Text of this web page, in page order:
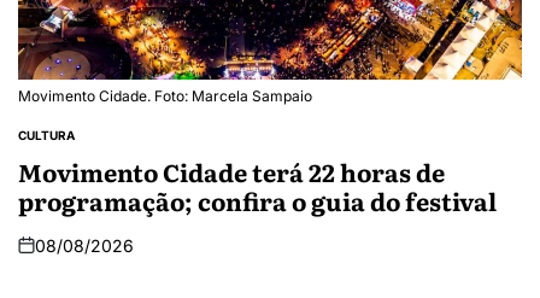
Movimento Cidade. Foto: Marcela Sampaio
CULTURA
Movimento Cidade terá 22 horas de
programação; confira o guia do festival
08/08/2026